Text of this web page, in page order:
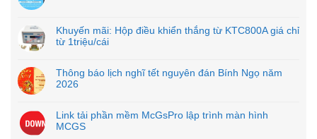
Khuyến mãi: Hộp điều khiển thắng từ KTC800A giá chỉ
từ 1triệu/cái
Thông báo lịch nghĩ tết nguyên đán Bính Ngọ năm
2026
Link tải phần mềm McGsPro lập trình màn hình
MCGS